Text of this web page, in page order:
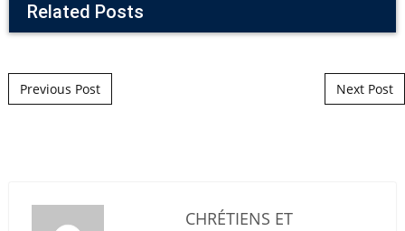
Related Posts
Post navigation
Previous Post Next Post
CHRÉTIENS ET